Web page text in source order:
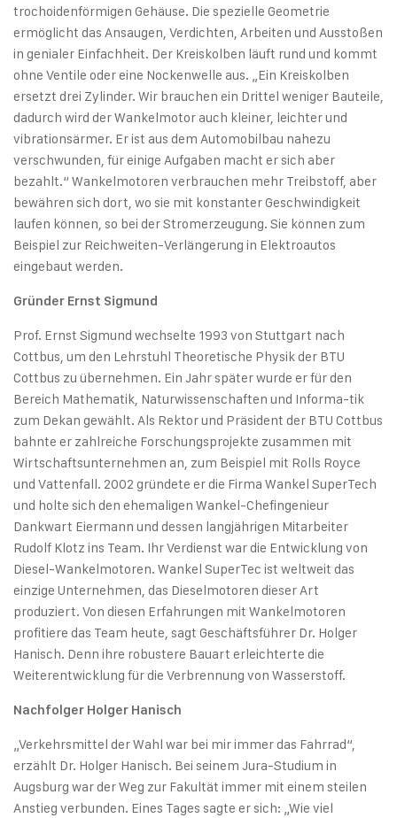
trochoidenförmigen Gehäuse. Die spezielle Geometrie
ermöglicht das Ansaugen, Verdichten, Arbeiten und Ausstoßen
in genialer Einfachheit. Der Kreiskolben läuft rund und kommt
ohne Ventile oder eine Nockenwelle aus. „Ein Kreiskolben
ersetzt drei Zylinder. Wir brauchen ein Drittel weniger Bauteile,
dadurch wird der Wankelmotor auch kleiner, leichter und
vibrationsärmer. Er ist aus dem Automobilbau nahezu
verschwunden, für einige Aufgaben macht er sich aber
bezahlt.“ Wankelmotoren verbrauchen mehr Treibstoff, aber
bewähren sich dort, wo sie mit konstanter Geschwindigkeit
laufen können, so bei der Stromerzeugung. Sie können zum
Beispiel zur Reichweiten-Verlängerung in Elektroautos
eingebaut werden.
Gründer Ernst Sigmund
Prof. Ernst Sigmund wechselte 1993 von Stuttgart nach
Cottbus, um den Lehrstuhl Theoretische Physik der BTU
Cottbus zu übernehmen. Ein Jahr später wurde er für den
Bereich Mathematik, Naturwissenschaften und Informa-tik
zum Dekan gewählt. Als Rektor und Präsident der BTU Cottbus
bahnte er zahlreiche Forschungsprojekte zusammen mit
Wirtschaftsunternehmen an, zum Beispiel mit Rolls Royce
und Vattenfall. 2002 gründete er die Firma Wankel SuperTech
und holte sich den ehemaligen Wankel-Chefingenieur
Dankwart Eiermann und dessen langjährigen Mitarbeiter
Rudolf Klotz ins Team. Ihr Verdienst war die Entwicklung von
Diesel-Wankelmotoren. Wankel SuperTec ist weltweit das
einzige Unternehmen, das Dieselmotoren dieser Art
produziert. Von diesen Erfahrungen mit Wankelmotoren
profitiere das Team heute, sagt Geschäftsführer Dr. Holger
Hanisch. Denn ihre robustere Bauart erleichterte die
Weiterentwicklung für die Verbrennung von Wasserstoff.
Nachfolger Holger Hanisch
„Verkehrsmittel der Wahl war bei mir immer das Fahrrad“,
erzählt Dr. Holger Hanisch. Bei seinem Jura-Studium in
Augsburg war der Weg zur Fakultät immer mit einem steilen
Anstieg verbunden. Eines Tages sagte er sich: „Wie viel